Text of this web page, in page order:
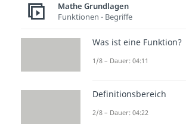
Zeilenstufenform so
Schreibweise ist,
Mathe Grundlagen
Funktionen - Begriffe
Was ist eine Funktion?
1/8 – Dauer: 04:11
Definitionsbereich
2/8 – Dauer: 04:22